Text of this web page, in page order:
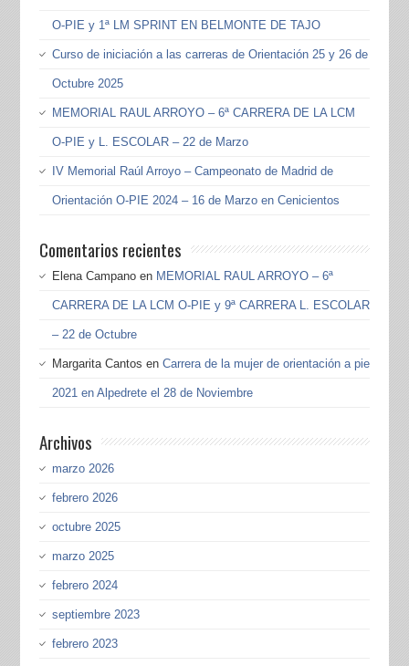
O-PIE y 1ª LM SPRINT EN BELMONTE DE TAJO
Curso de iniciación a las carreras de Orientación 25 y 26 de
Octubre 2025
MEMORIAL RAUL ARROYO – 6ª CARRERA DE LA LCM
O-PIE y L. ESCOLAR – 22 de Marzo
IV Memorial Raúl Arroyo – Campeonato de Madrid de
Orientación O-PIE 2024 – 16 de Marzo en Cenicientos
Comentarios recientes
Elena Campanoen MEMORIAL RAUL ARROYO – 6ª
CARRERA DE LA LCM O-PIE y 9ª CARRERA L. ESCOLAR
– 22 de Octubre
Margarita Cantos en Carrera de la mujer de orientación a pie
2021 en Alpedrete el 28 de Noviembre
Archivos
marzo 2026
febrero 2026
octubre 2025
marzo 2025
febrero 2024
septiembre 2023
febrero 2023